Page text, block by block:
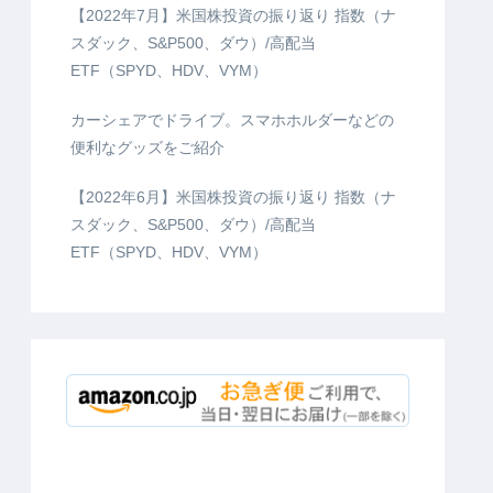
【2022年7月】米国株投資の振り返り 指数（ナ
スダック、S&P500、ダウ）/高配当
ETF（SPYD、HDV、VYM）
カーシェアでドライブ。スマホホルダーなどの
便利なグッズをご紹介
【2022年6月】米国株投資の振り返り 指数（ナ
スダック、S&P500、ダウ）/高配当
ETF（SPYD、HDV、VYM）